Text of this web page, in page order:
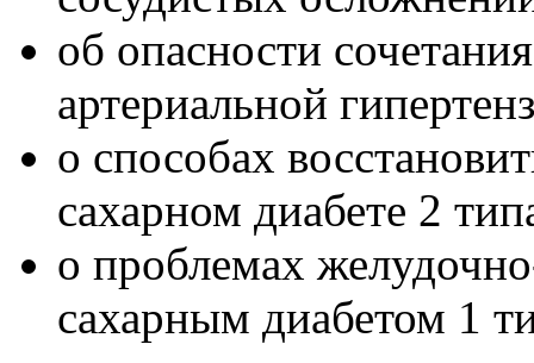
об опасности
артериальной
о способах
сахарном диабете 2
о проблемах
сахарным диабетом 1